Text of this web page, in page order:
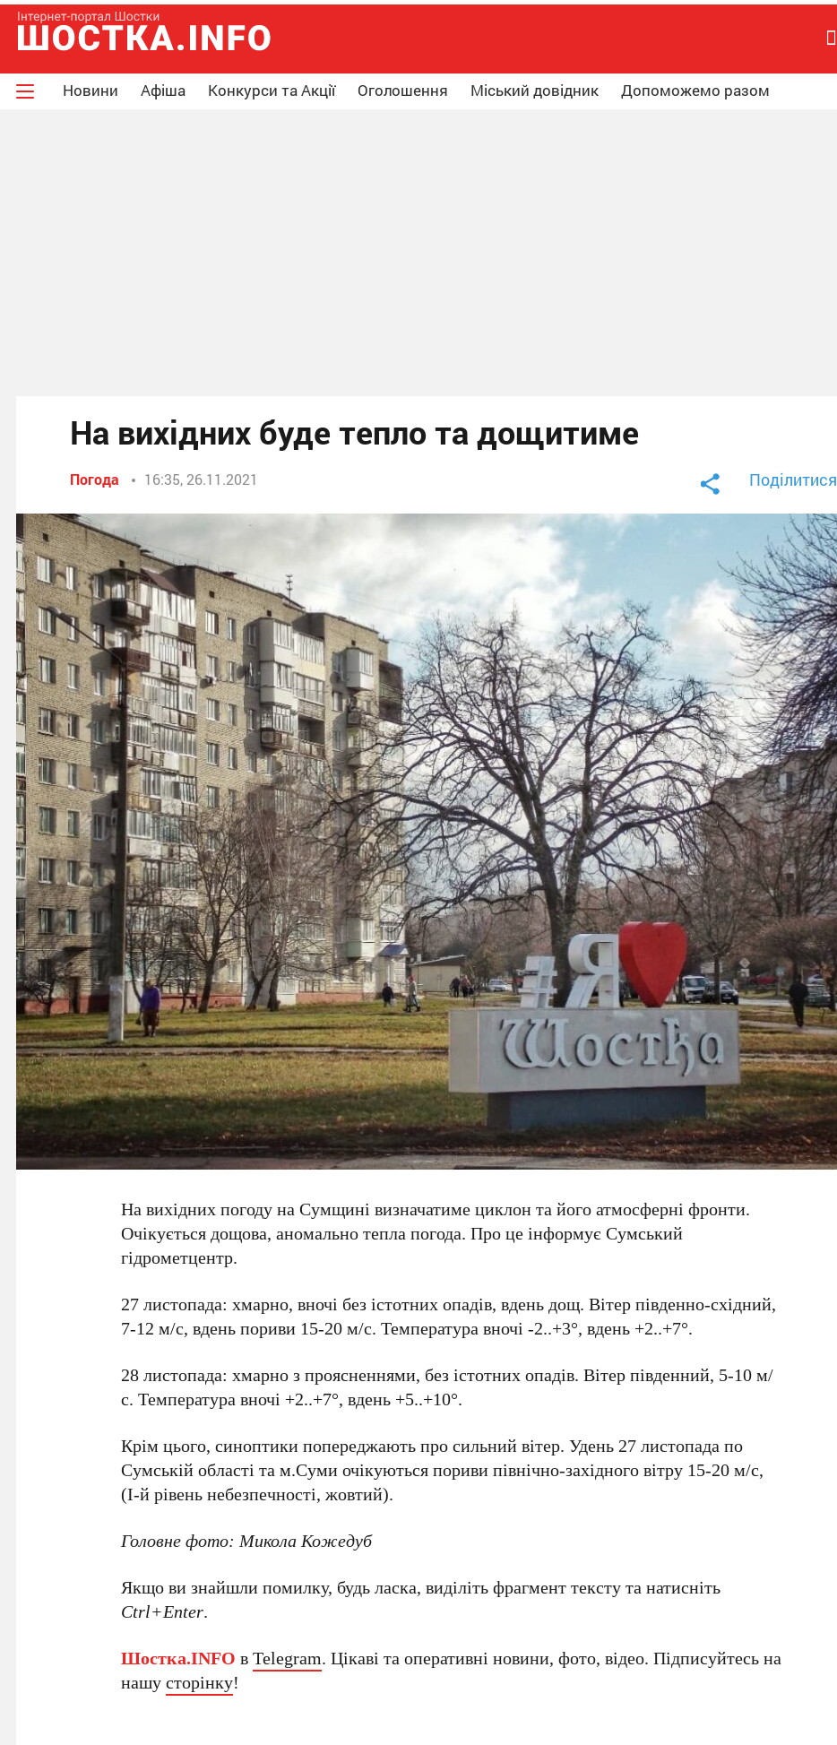
Новини Афіша Конкурси та Акції Оголошення Міський довідник Допоможемо разом
На вихідних буде тепло та дощитиме
Погода 16:35, 26.11.2021 Поділитися
На вихідних погоду на Сумщині визначатиме циклон та його атмосферні фронти.
Очікується дощова, аномально тепла погода. Про це інформує Сумський
гідрометцентр.
27 листопада: хмарно, вночі без істотних опадів, вдень дощ. Вітер південно-східний,
7-12 м/с, вдень пориви 15-20 м/с. Температура вночі -2..+3°, вдень +2..+7°.
28 листопада: хмарно з проясненнями, без істотних опадів. Вітер південний, 5-10 м/
с. Температура вночі +2..+7°, вдень +5..+10°.
Крім цього, синоптики попереджають про сильний вітер. Удень 27 листопада по
Сумській області та м.Суми очікуються пориви північно-західного вітру 15-20 м/с,
(І-й рівень небезпечності, жовтий).
Головне фото: Микола Кожедуб
Якщо ви знайшли помилку, будь ласка, виділіть фрагмент тексту та натисніть
Ctrl+Enter.
Шостка.INFO вTelegram. Цікаві та оперативні новини, фото, відео. Підписуйтесь на
нашусторінку!